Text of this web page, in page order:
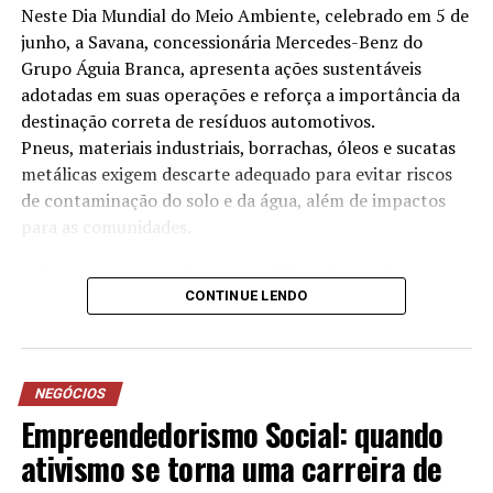
consumidores. Sistemas inteligentes analisam o
comportamento de compra, personalizando as
experiências de maneira a oferecer exatamente o que o
cliente deseja. “Essa capacidade de prever e atender
necessidades está transformando o marketing e a
fidelização, colocando as empresas que utilizam a IA à
frente no mercado”, declara.
Neste Dia Mundial do Meio Ambiente, celebrado em 5 de
junho, a Savana, concessionária Mercedes-Benz do
Grupo Águia Branca, apresenta ações sustentáveis
adotadas em suas operações e reforça a importância da
destinação correta de resíduos automotivos.
Pneus, materiais industriais, borrachas, óleos e sucatas
metálicas exigem descarte adequado para evitar riscos
de contaminação do solo e da água, além de impactos
para as comunidades.
A Savana, por meio das suas 14 filiais, desenvolve
anualmente iniciativas voltadas à redução no consumo
energética e projetos sociais. As práticas adotadas
contribuíram, inclusive, para a conquista da certificação
ISO 14001, norma internacional de gestão ambiental
conquistada pela empresa desde 2023.
CONTINUE LENDO
NEGÓCIOS
Empreendedorismo Social: quando
ativismo se torna uma carreira de